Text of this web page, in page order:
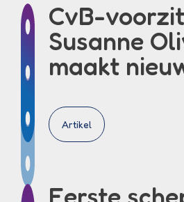
CvB-
Susanne
maakt
Artikel